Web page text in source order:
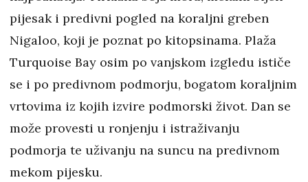
pijesak i predivni pogled na koraljni greben
Nigaloo, koji je poznat po kitopsinama. Plaža
Turquoise Bay osim po vanjskom izgledu ističe
se i po predivnom podmorju, bogatom koraljnim
vrtovima iz kojih izvire podmorski život. Dan se
može provesti u ronjenju i istraživanju
podmorja te uživanju na suncu na predivnom
mekom pijesku.